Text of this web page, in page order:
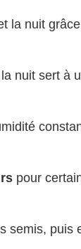
la nuit
nuit sert à
pour
semis, puis